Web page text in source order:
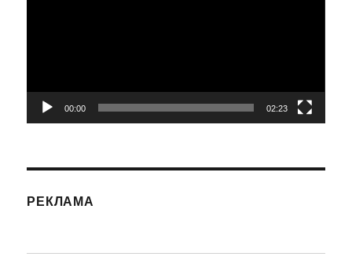
00:00 02:23
РЕКЛАМА